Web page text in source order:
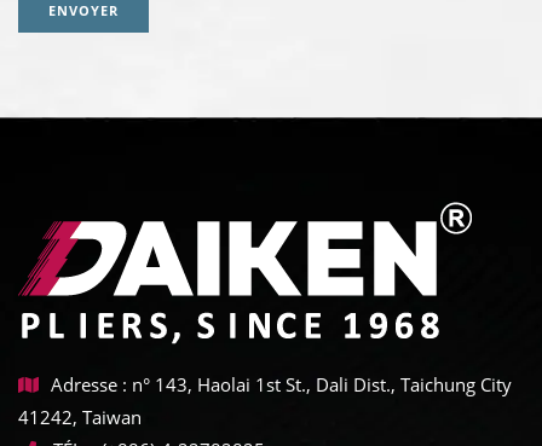
ENVOYER
Adresse : n° 143, Haolai 1st St., Dali Dist., Taichung City
41242, Taiwan